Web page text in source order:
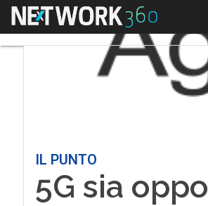
Menu
IL PUNTO
5G sia